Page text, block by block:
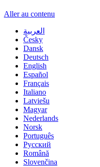
Aller au contenu
العربية
Česky
Dansk
Deutsch
English
Español
Français
Italiano
Latviešu
Magyar
Nederlands
Norsk
Português
Русский
Română
Slovenčina